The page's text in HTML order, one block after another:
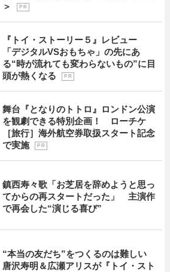
＞
P R
『トイ・ストーリー５』レビュー
「デジタルVSおもちゃ」の先にあ
る“時が流れても変わらないもの”に目
頭が熱くなる
P R
舞台『となりのトトロ』ロンドン公演
を観劇できる特別企画！ ローチケ
［旅行］海外航空券取扱スタート記念
で実施
P R
鎮西寿々歌「お芝居を辞めようと思っ
てからの再スタートだった」 主演作
で再会した“演じる喜び”
“本当の友だち”をつくるのは難しい
唐沢寿明＆広瀬アリスが『トイ・スト